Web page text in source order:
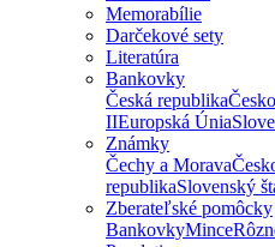
Memorabílie
Darčekové sety
Literatúra
Bankovky
Česká republika
IIEuropská Únia
Známky
Čechy a Morava
republikaSlovenský
Zberateľské pomôcky
BankovkyMince